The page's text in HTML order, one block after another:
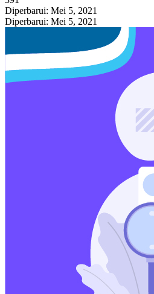
Diperbarui: Mei 5, 2021
Diperbarui: Mei 5, 2021